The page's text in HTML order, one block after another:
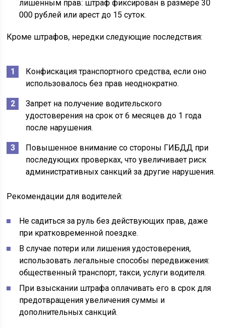
лишенным прав: штраф фиксирован в размере 30
000 рублей или арест до 15 суток.
Кроме штрафов, нередки следующие последствия:
Конфискация транспортного средства, если оно
использовалось без прав неоднократно.
Запрет на получение водительского
удостоверения на срок от 6 месяцев до 1 года
после нарушения.
Повышенное внимание со стороны ГИБДД при
последующих проверках, что увеличивает риск
административных санкций за другие нарушения.
Рекомендации для водителей:
Не садиться за руль без действующих прав, даже
при кратковременной поездке.
В случае потери или лишения удостоверения,
использовать легальные способы передвижения:
общественный транспорт, такси, услуги водителя.
При взыскании штрафа оплачивать его в срок для
предотвращения увеличения суммы и
дополнительных санкций.